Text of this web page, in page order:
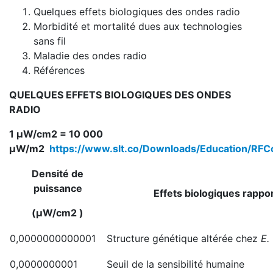
Quelques effets biologiques des ondes radio
Morbidité et mortalité dues aux technologies
sans fil
Maladie des ondes radio
Références
QUELQUES EFFETS BIOLOGIQUES DES ONDES
RADIO
1 μW/cm2 = 10 000
μW/m2 https://www.slt.co/Downloads/Education/
Densité de
puissance
(μW/cm2 )
Effets biologiques
0,0000000000001 Structure génétique altérée chez E.
0,0000000001 Seuil de la sensibilité humaine